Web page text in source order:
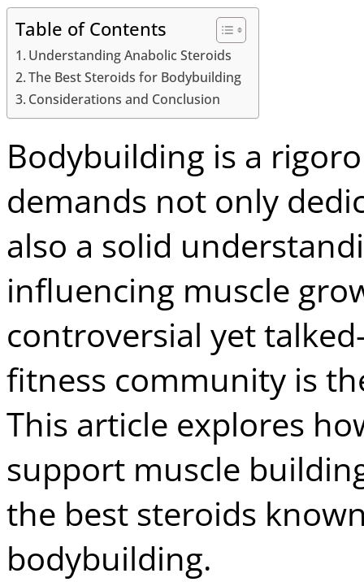
Table of Contents
Understanding Anabolic Steroids
The Best Steroids for Bodybuilding
Considerations and Conclusion
Bodybuilding is a
demands not only
also a solid
influencing muscle
controversial yet
fitness community is
This article explores
support muscle
the best steroids
bodybuilding.